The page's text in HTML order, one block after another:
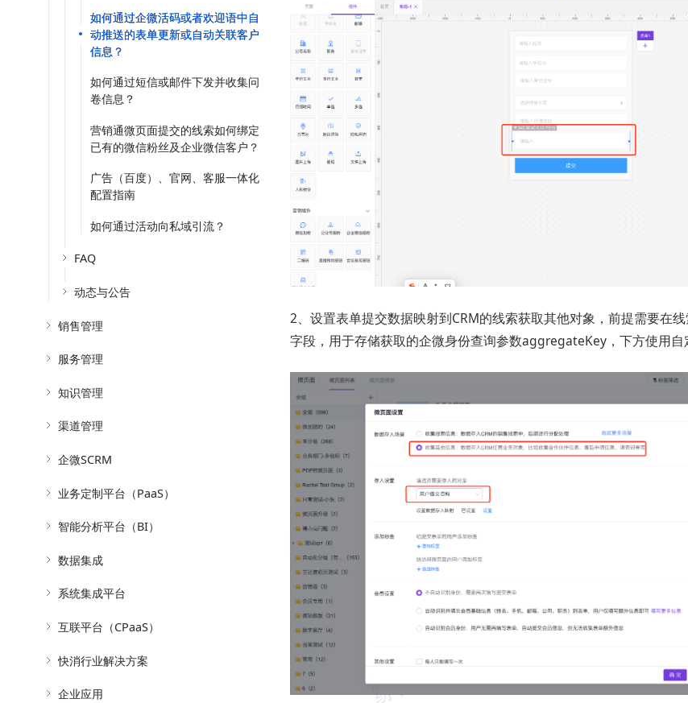
如何通过企微活码或者欢迎语中自
动推送的表单更新或自动关联客户
信息？
如何通过短信或邮件下发并收集问
卷信息？
营销通微页面提交的线索如何绑定
已有的微信粉丝及企业微信客户？
广告（百度）、官网、客服一体化
配置指南
如何通过活动向私域引流？
FAQ
动态与公告
销售管理
服务管理
知识管理
渠道管理
企微SCRM
业务定制平台（PaaS）
智能分析平台（BI）
数据集成
系统集成平台
互联平台（CPaaS）
快消行业解决方案
企业应用
2、设置表单提交数据映射到CRM的线索获取其他对象，前提需要在
字段，用于存储获取的企微身份查询参数aggregateKey，下方使用自